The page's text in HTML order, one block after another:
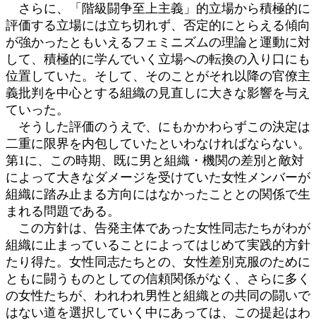
さらに、「階級闘争至上主義」的立場から積極的に
評価する立場には立ち切れず、否定的にとらえる傾向
が強かったともいえるフェミニズムの理論と運動に対
して、積極的に学んでいく立場への転換の入り口にも
位置していた。そして、そのことがそれ以降の官僚主
義批判を中心とする組織の見直しに大きな影響を与え
ていった。
そうした評価のうえで、にもかかわらずこの決定は
二重に限界を内包していたといわなければならない。
第1に、この時期、既に男と組織・機関の差別と敵対
によって大きなダメージを受けていた女性メンバーが
組織に踏み止まる方向にはなかったこととの関係で生
まれる問題である。
この方針は、告発主体であった女性同志たちがわが
組織に止まっていることによってはじめて実践的方針
たり得た。女性同志たちとの、女性差別克服のために
ともに闘うものとしての信頼関係がなく、さらに多く
の女性たちが、われわれ男性と組織との共同の闘いで
はない道を選択していく中にあっては、この提起はわ